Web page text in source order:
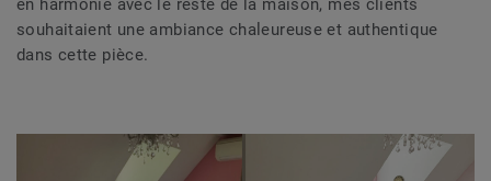
en harmonie avec le reste de la maison, mes clients
souhaitaient une ambiance chaleureuse et authentique
dans cette pièce.